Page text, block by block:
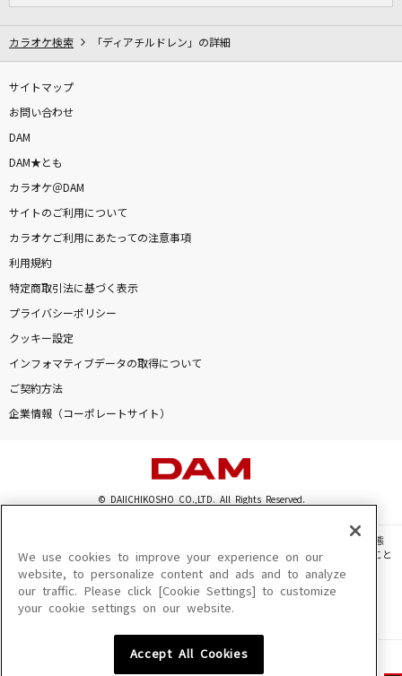
カラオケ検索 「ディアチルドレン」の詳細
サイトマップ
お問い合わせ
DAM
DAM★とも
カラオケ＠DAM
サイトのご利用について
カラオケご利用にあたっての注意事項
利用規約
特定商取引法に基づく表示
プライバシーポリシー
クッキー設定
インフォマティブデータの取得について
ご契約方法
企業情報（コーポレートサイト）
© DAIICHIKOSHO CO.,LTD. All Rights Reserved.
このサイトに掲載されている一切の文章・画像・写真・動画・音声等を、手段や形態
を問わず、著作権法の定める範囲を超えて無断で複製、転載、ファイル化などすること
を禁じます。
楽曲及びコンテンツは、機種によりご利用いただけない場合があります。
楽曲及びコンテンツの配信日、配信内容が変更になる場合があります。
We use cookies to improve your experience on our
website, to personalize content and ads and to analyze
our traffic. Please click [Cookie Settings] to customize
your cookie settings on our website.
Accept All Cookies